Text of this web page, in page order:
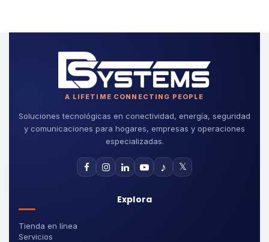
A LIFETIME CONNECTING PEOPLE
Soluciones tecnológicas en conectividad, energía, seguridad
y comunicaciones para hogares, empresas y operaciones
especializadas.
♪ 𝕏
Explora
Tienda en línea
Servicios